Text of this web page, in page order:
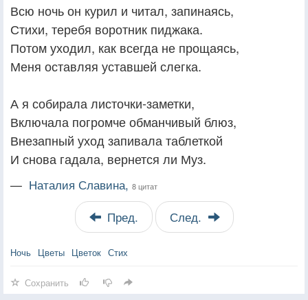
Всю ночь он курил и читал, запинаясь,
Стихи, теребя воротник пиджака.
Потом уходил, как всегда не прощаясь,
Меня оставляя уставшей слегка.
А я собирала листочки-заметки,
Включала погромче обманчивый блюз,
Внезапный уход запивала таблеткой
И снова гадала, вернется ли Муз.
— Наталия Славина, 8 цитат
Пред. След.
Ночь Цветы Цветок Стих
Сохранить